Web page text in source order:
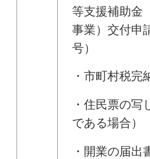
等支援補助金
事業）交付申
号）
・市町村税完
・住民票の写
である場合）
・開業の届出